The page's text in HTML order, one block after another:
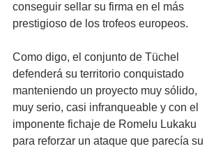
conseguir sellar su firma en el más
prestigioso de los trofeos europeos.
Como digo, el conjunto de Tüchel
defenderá su territorio conquistado
manteniendo un proyecto muy sólido,
muy serio, casi infranqueable y con el
imponente fichaje de Romelu Lukaku
para reforzar un ataque que parecía su